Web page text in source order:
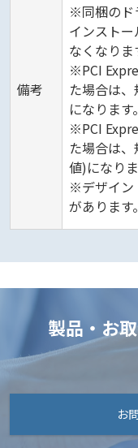
備考
※同梱のド
インスト
なくなりま
※PCI
た場合は
になります。
※PCI
た場合は
値)になりま
※デザイン
があります。
製品・お
お